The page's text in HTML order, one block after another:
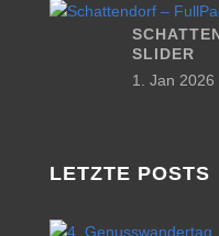
SLIDER
1. Jan 2026
LETZTE POSTS